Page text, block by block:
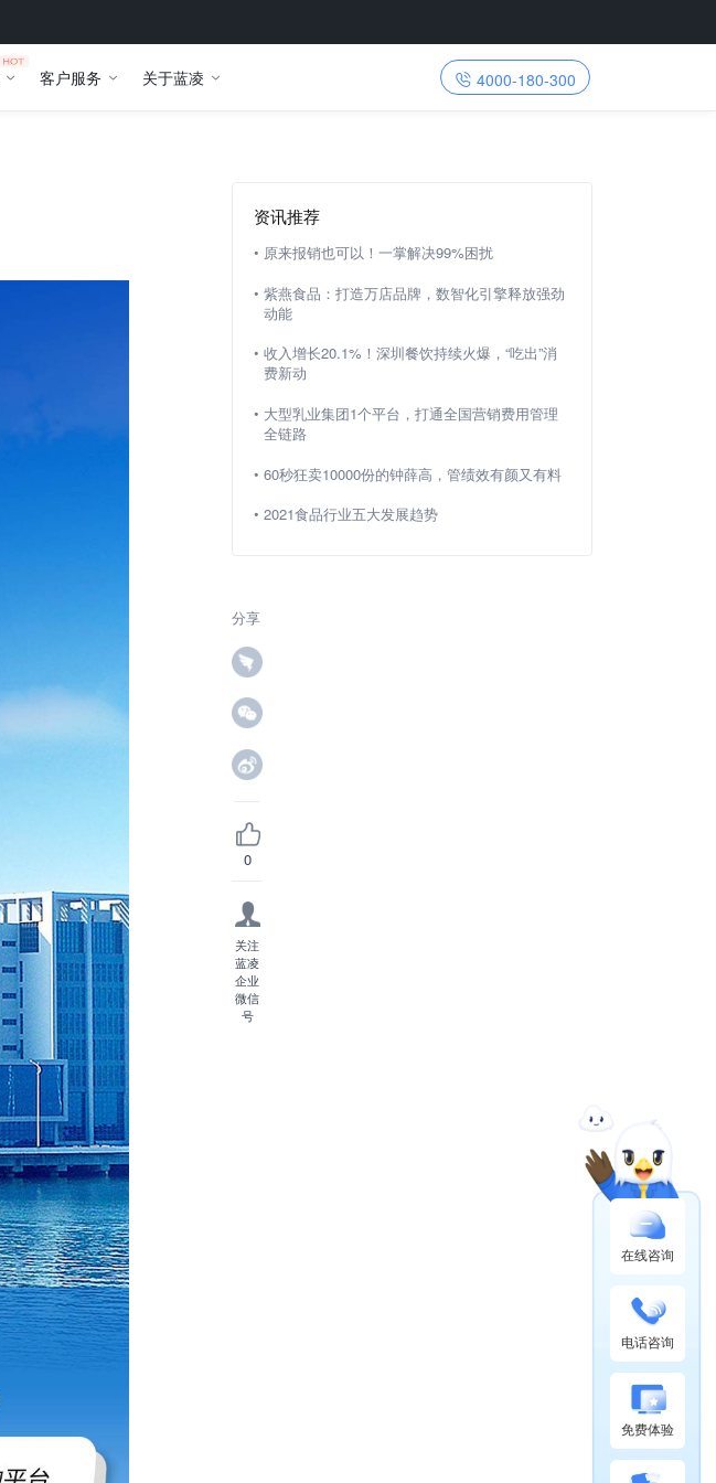
客户服务 关于蓝凌 4000-180-300
资讯推荐
• 原来报销也可以！一掌解决99%困扰
• 紫燕食品：打造万店品牌，数智化引擎释放强劲
动能
• 收入增长20.1%！深圳餐饮持续火爆，“吃出”消
费新动
• 大型乳业集团1个平台，打通全国营销费用管理
全链路
• 60秒狂卖10000份的钟薛高，管绩效有颜又有料
• 2021食品行业五大发展趋势
分享
0
关注
蓝凌
企业
微信
号
在线咨询
电话咨询
免费体验